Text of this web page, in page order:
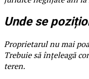
Unde se
Proprietarul nu mai
Trebuie să înțeleagă
teren.